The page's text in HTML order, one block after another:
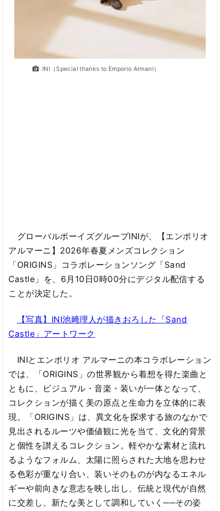
INI（Special thanks to Emporio Armani）
グローバルボーイズグループINIが、【エンポリオ
アルマーニ】2026年春夏メンズコレクション
「ORIGINS」コラボレーションソング「Sand
Castle」を、6月10日0時00分にデジタル配信する
ことが決定した。
【写真】INI池﨑理人が描きおろした「Sand
Castle」アートワーク
INIとエンポリオ アルマーニの本コラボレーション
では、「ORIGINS」の世界観から着想を得た楽曲と
ともに、ビジュアル・音楽・装いが一体となって、
コレクションが描く美の原点と生命力を立体的に表
現。「ORIGINS」は、異文化を探求する旅のなかで
見出されるルーツや価値観に光を当て、文化的背景
と個性を讃えるコレクション。軽やかな素材と流れ
るようなフォルム、太陽に照らされた大地を思わせ
る色彩が重なり合い、装いそのものが内なるエネル
ギーや前向きな意志を映し出し、伝統と現代が自然
に交差し、新たな美として調和していく──その姿